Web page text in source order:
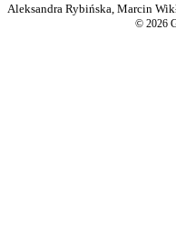
Aleksandra Rybińska, Marcin
© 2026